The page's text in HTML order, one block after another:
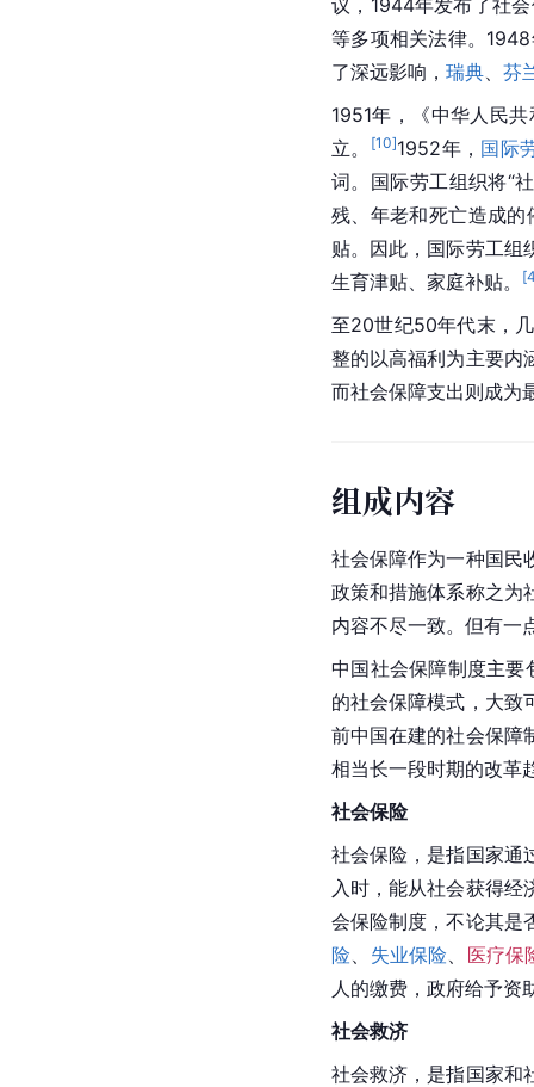
等多项相关法律。
了深远影响， 瑞典
芬
1951年，《中华人民
立。
[10]1952年， 国际
词。国际劳工组织将“
残、年老和死亡造成
贴。因此，国际劳工组
生育津贴、家庭补贴。
[
至20世纪50年代末，
整的以高福利为主要内
而社会保障支出则成为
组成内容
社会保障作为一种国民
政策和措施体系称之为
内容不尽一致。但有一
中国社会保障制度主要
的社会保障模式，大致
前中国在建的社会保障
相当长一段时期的改革
社会保险
社会保险，是指国家通
入时，能从社会获得
会保险制度，不论其是
险
失业保险
医疗保
人的缴费，政府给予资
社会救济
社会救济，是指国家和